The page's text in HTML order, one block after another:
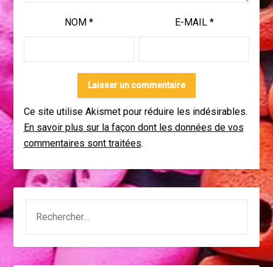
NOM * E-MAIL *
Ce site utilise Akismet pour réduire les indésirables.
En savoir plus sur la façon dont les données de vos
commentaires sont traitées.